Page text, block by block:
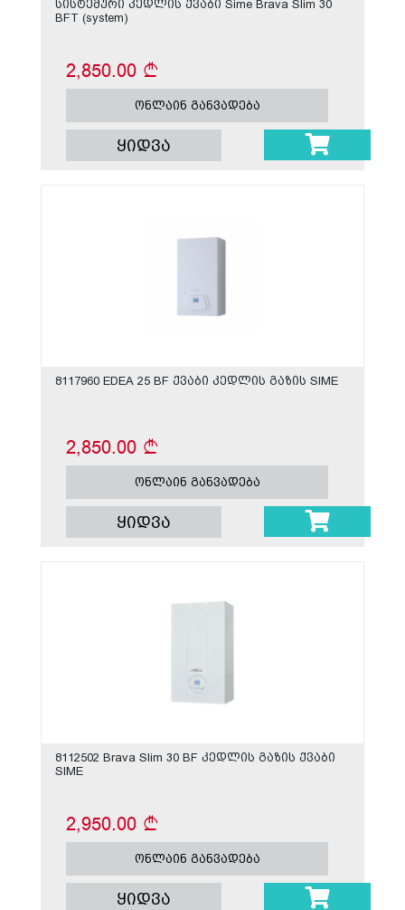
სისტემური კედლის ქვაბი Sime Brava Slim 30
BFT (system)
2,850.00
ონლაინ განვადება
ყიდვა
8117960 EDEA 25 BF ქვაბი კედლის გაზის SIME
2,850.00
ონლაინ განვადება
ყიდვა
8112502 Brava Slim 30 BF კედლის გაზის ქვაბი
SIME
2,950.00
ონლაინ განვადება
ყიდვა